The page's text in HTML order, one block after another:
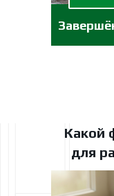
Какой
для